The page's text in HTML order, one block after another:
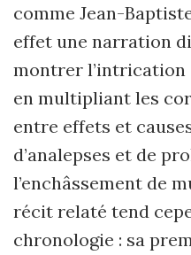
comme Jean-
effet une narration
montrer
en multipliant les
entre effets et
d’analepses et de
l’enchâssement de
récit relaté tend
chronologie : sa